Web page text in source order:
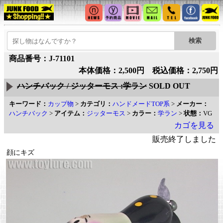
商品番号：J-71101
本体価格：2,500円 税込価格：2,750円
ハンチバック / ジッターモス :学ラン SOLD OUT
キーワード： カップ物 > カテゴリ： ハンドメードTOP系 > メーカー：
ハンチバック > アイテム： ジッターモス > カラー： 学ラン >状態： VG
カゴを見る
販売終了しました
顔にキズ